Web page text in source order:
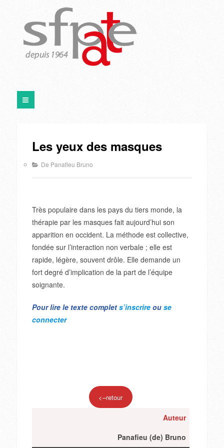
Les yeux des masques
De Panafieu Bruno
Très populaire dans les pays du tiers monde, la
thérapie par les masques fait aujourd’hui son
apparition en occident. La méthode est collective,
fondée sur l’interaction non verbale ; elle est
rapide, légère, souvent drôle. Elle demande un
fort degré d’implication de la part de l’équipe
soignante.
Pour lire le texte complet s’inscrireou se
connecter
<–retour
Auteur
Panafieu (de) Bruno